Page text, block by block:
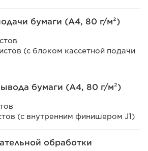
бумаги (A4, 80 г/м²)
(с блоком кассетной подачи
бумаги (A4, 80 г/м²)
(с внутренним финишером J1)
обработки